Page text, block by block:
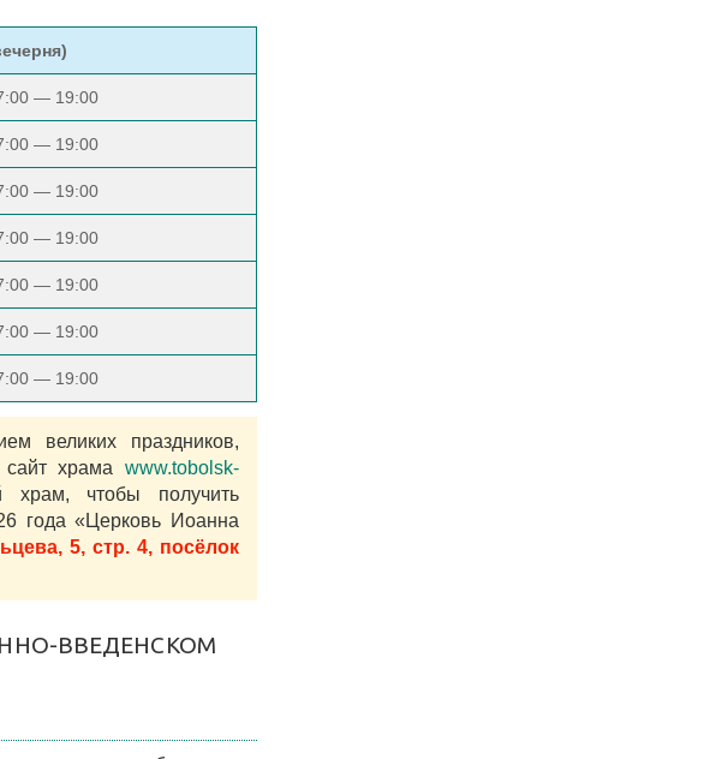
— 19:00
— 19:00
— 19:00
— 19:00
— 19:00
— 19:00
— 19:00
великих праздников,
храма www.tobolsk-
чтобы получить
года «Церковь Иоанна
5, стр. 4, посёлок
ВВЕДЕНСКОМ